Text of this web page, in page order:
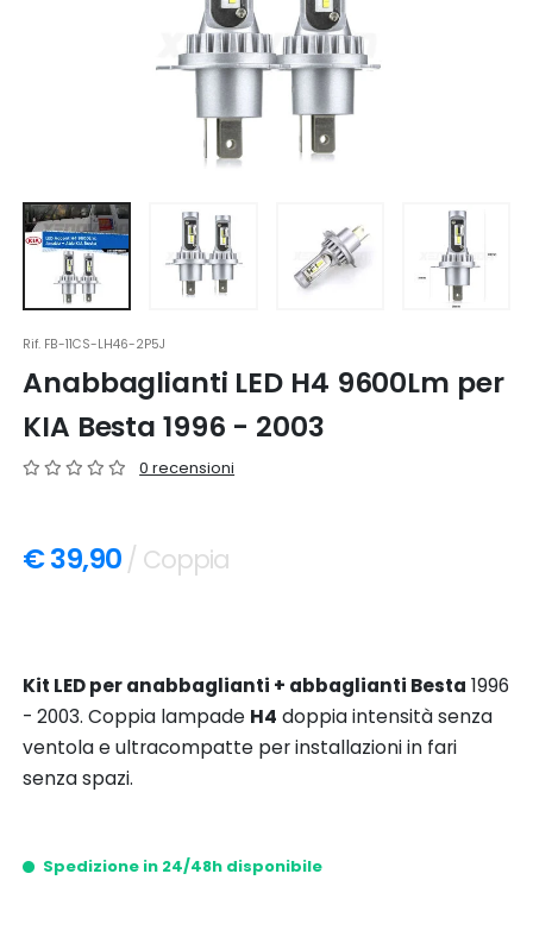
Rif. FB-11CS-LH46-2P5J
Anabbaglianti LED H4 9600Lm per
KIA Besta 1996 - 2003
0 recensioni
€ 39,90 / Coppia
Kit LED per anabbaglianti + abbaglianti Besta 1996
- 2003. Coppia lampade H4 doppia intensità senza
ventola e ultracompatte per installazioni in fari
senza spazi.
Spedizione in 24/48h disponibile